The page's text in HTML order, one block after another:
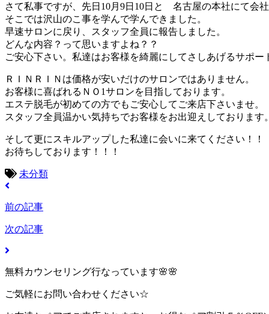
さて私事ですが、先日10月9日10日と 名古屋の本社にて会
そこでは沢山のこ事を学んで学んできました。
早速サロンに戻り、スタッフ全員に報告しました。
どんな内容？って思いますよね？？
ご安心下さい。私達はお客様を綺麗にしてさしあげるサポ
ＲＩＮＲＩＮは価格が安いだけのサロンではありません。
お客様に喜ばれるＮＯ1サロンを目指しております。
エステ脱毛が初めての方でもご安心してご来店下さいませ。
スタッフ全員温かい気持ちでお客様をお出迎えしております
そして更にスキルアップした私達に会いに来てください！！
お待ちしております！！！
未分類
前の記事
次の記事
無料カウンセリング行なっています🌸🌸
ご気軽にお問い合わせください☆